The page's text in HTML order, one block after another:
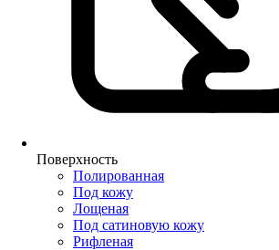
Поверхность
Полированная
Под кожу
Лощеная
Под сатиновую кожу
Рифленая